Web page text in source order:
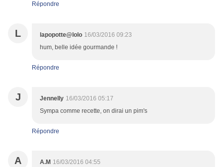
Répondre
L lapopotte@lolo 16/03/2016 09:23
hum, belle idée gourmande !
Répondre
J Jennelly 16/03/2016 05:17
Sympa comme recette, on dirai un pim's
Répondre
A A.M 16/03/2016 04:55